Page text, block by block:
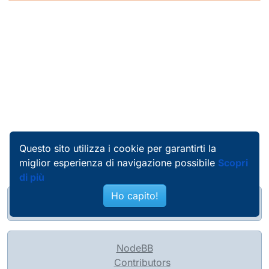
@pierobosio@soc.bosio.info
NodeBB
Contributors
Questo sito utilizza i cookie per garantirti la
miglior esperienza di navigazione possibile Scopri
di più
Ho capito!